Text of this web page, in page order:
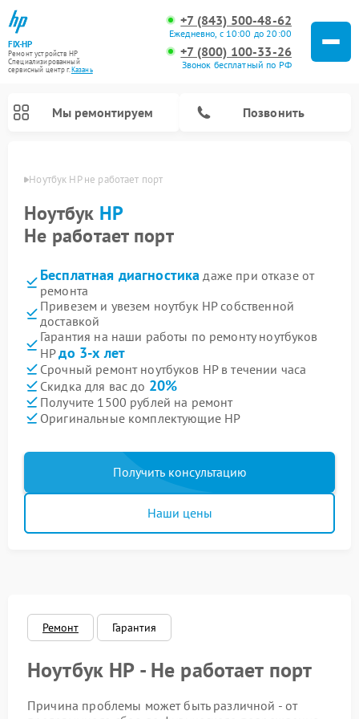
FIX-HP
Ремонт устройств HP
Специализированный
cервисный центр г.Казань
+7 (843) 500-48-62
Ежедневно, с 10:00 до 20:00
+7 (800) 100-33-26
Звонок бесплатный по РФ
Мы ремонтируем Позвонить
Ноутбук HP не работает порт
Ноутбук HP
Не работает порт
Бесплатная диагностика даже при отказе от
ремонта
Привезем и увезем ноутбук HP собственной
доставкой
Гарантия на наши работы по ремонту ноутбуков
HPдо 3-х лет
Срочный ремонт ноутбуков HP в течении часа
Скидка для вас до 20%
Получите 1500 рублей на ремонт
Оригинальные комплектующие HP
Получить консультацию
Наши цены
Ремонт Гарантия
Ноутбук HP - Не работает порт
Причина проблемы может быть различной - от